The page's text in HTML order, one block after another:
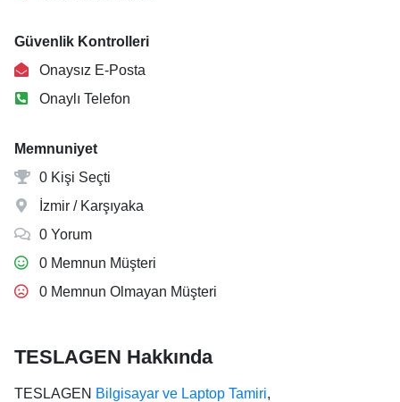
Güvenlik Kontrolleri
Onaysız E-Posta
Onaylı Telefon
Memnuniyet
0 Kişi Seçti
İzmir / Karşıyaka
0 Yorum
0 Memnun Müşteri
0 Memnun Olmayan Müşteri
TESLAGEN Hakkında
TESLAGEN Bilgisayar ve Laptop Tamiri,